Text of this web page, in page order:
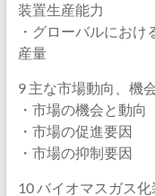
装置生産能力
・グローバルにお
産量
9 主な市場動向、機
・市場の機会と動向
・市場の促進要因
・市場の抑制要因
10 バイオマスガス